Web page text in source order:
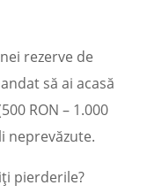
rezerve de
să ai acasă
RON – 1.000
neprevăzute.
pierderile?